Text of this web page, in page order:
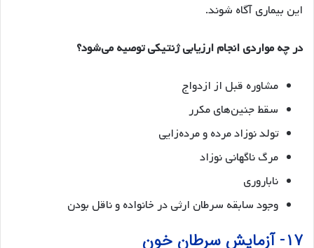
این بیماری آگاه شوند.
در چه مواردی انجام ارزیابی ژنتیکی توصیه می‌شود؟
مشاوره قبل از ازدواج
سقط جنین‌های مکرر
تولد نوزاد مرده و مرده‌زایی
مرگ ناگهانی نوزاد
ناباروری
وجود سابقه سرطان ارثی در خانواده و ناقل بودن
۱۷- آزمایش سرطان خون